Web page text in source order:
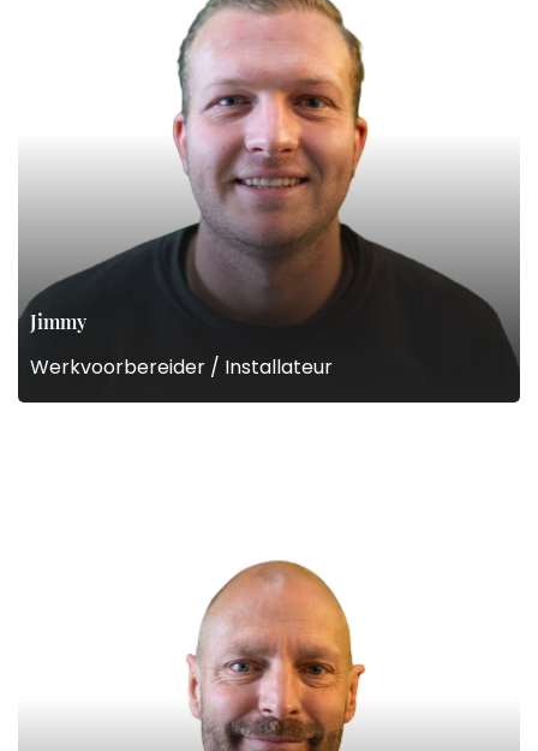
Jimmy
Werkvoorbereider / Installateur